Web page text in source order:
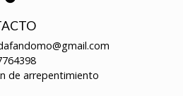
de arrepentimiento